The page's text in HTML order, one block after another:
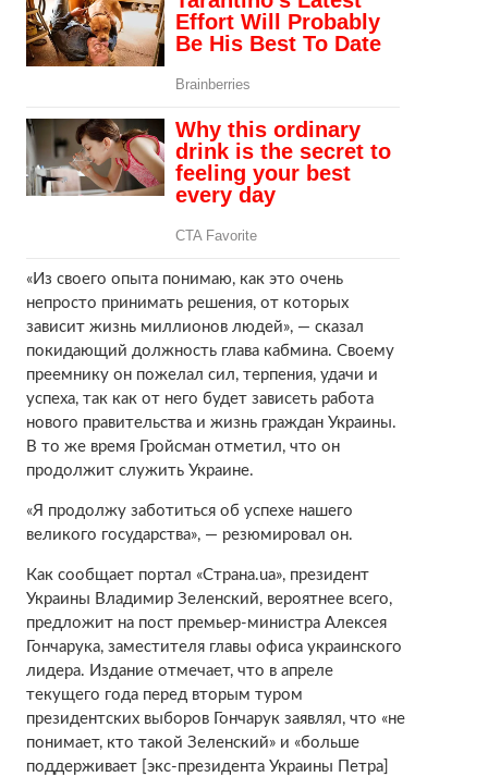
«Из своего опыта понимаю, как это очень
непросто принимать решения, от которых
зависит жизнь миллионов людей», — сказал
покидающий должность глава кабмина. Своему
преемнику он пожелал сил, терпения, удачи и
успеха, так как от него будет зависеть работа
нового правительства и жизнь граждан Украины.
В то же время Гройсман отметил, что он
продолжит служить Украине.
«Я продолжу заботиться об успехе нашего
великого государства», — резюмировал он.
Как сообщает портал «Страна.ua», президент
Украины Владимир Зеленский, вероятнее всего,
предложит на пост премьер-министра Алексея
Гончарука, заместителя главы офиса украинского
лидера. Издание отмечает, что в апреле
текущего года перед вторым туром
президентских выборов Гончарук заявлял, что «не
понимает, кто такой Зеленский» и «больше
поддерживает [экс-президента Украины Петра]